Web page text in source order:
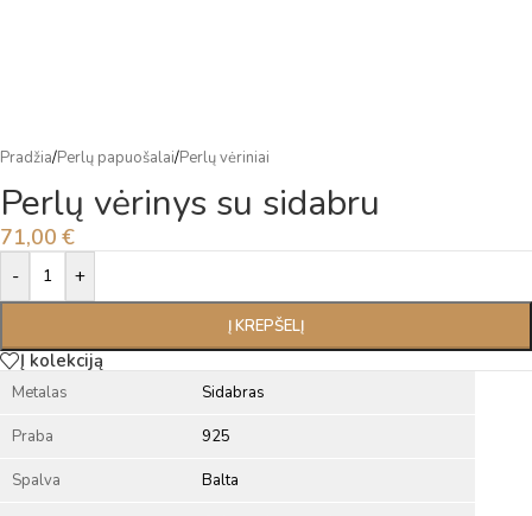
Pradžia/Perlų papuošalai/Perlų vėriniai
Perlų vėrinys su sidabru
71,00 €
- +
Į KREPŠELĮ
Alternative:
Į kolekciją
Metalas Sidabras
Praba 925
Spalva Balta